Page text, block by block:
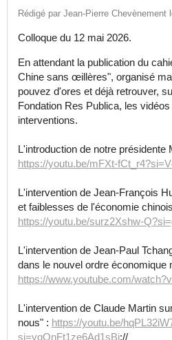
Rédigé par Jean-Pierre Chevènement
Colloque du 12 mai 2026.
En attendant la publication du
Chine sans œillères", organisé
pouvez d'ores et déjà retrouver,
Fondation Res Publica, les
interventions.
L'introduction de notre présidente
https://youtu.be/mFXt-
L'intervention de Jean-François
et faiblesses de l'économie
https://youtu.be/surz2Xshw-
L'intervention de Jean-Paul
dans le nouvel ordre économique
https://www.youtube.com/
L'intervention de Claude Martin
nous" : https://youtu.be/
si=yqOnFt1ze6Ad1sBj://